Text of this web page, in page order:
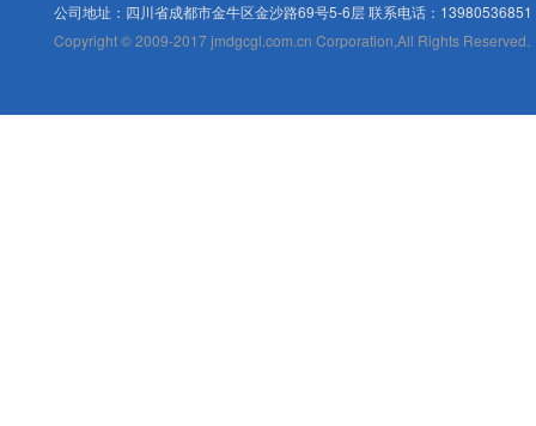
公司地址：四川省成都市金牛区金沙路69号5-6层 联系电话：13980536851
Copyright © 2009-2017 jmdgcgl.com.cn Corporation,All Rights Reserved.